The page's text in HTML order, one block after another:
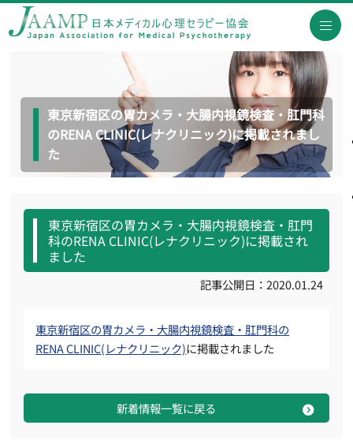
東京新宿区の胃カメラ・大腸内視鏡検査・肛門科
のRENA CLINIC(レナクリニック)に掲載されまし
た
東京新宿区の胃カメラ・大腸内視鏡検査・肛門
科のRENA CLINIC(レナクリニック)に掲載され
ました
記事公開日：2020.01.24
東京新宿区の胃カメラ・大腸内視鏡検査・肛門科の
RENA CLINIC(レナクリニック)に掲載されました
新着情報一覧に戻る